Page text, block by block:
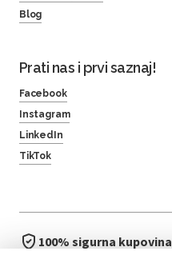
Blog
Prati nas i prvi saznaj!
Facebook
Instagram
LinkedIn
TikTok
100% sigurna kupovina